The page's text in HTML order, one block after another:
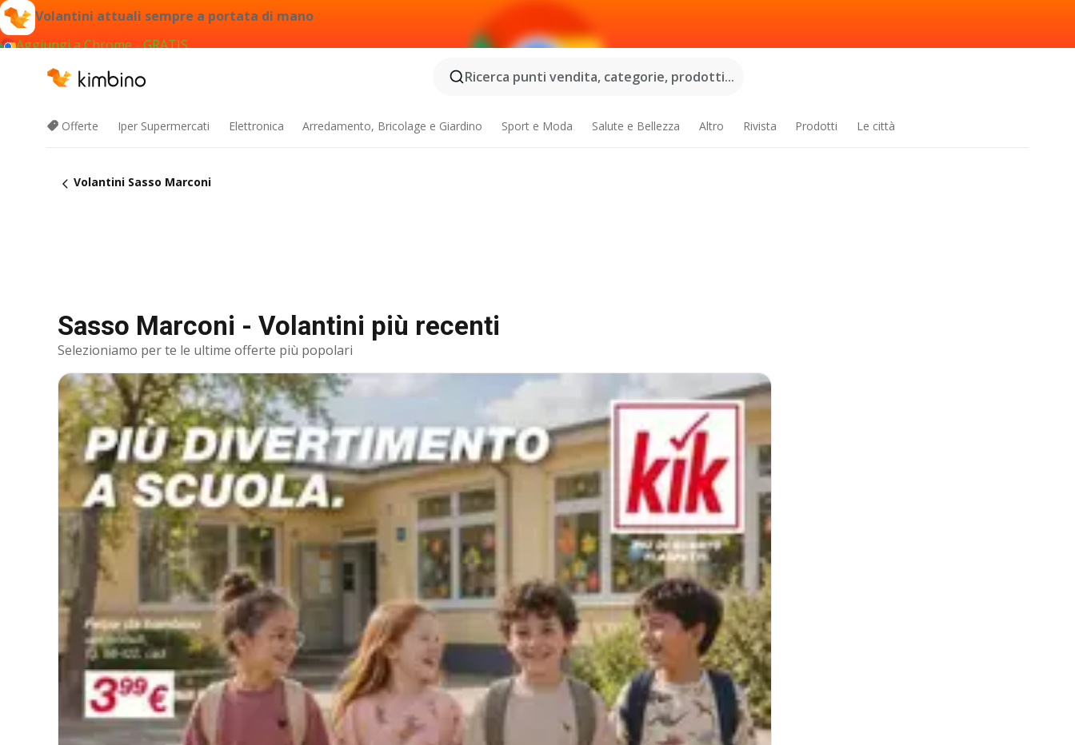
Volantini attuali sempre a portata di mano
Aggiungi a Chrome - GRATIS
Ricerca punti vendita, categorie, prodotti...
Offerte Iper Supermercati Elettronica Arredamento, Bricolage e Giardino Sport e Moda Salute e Bellezza Altro Rivista Prodotti Le città
Volantini Sasso Marconi
Sasso Marconi - Volantini più recenti
Selezioniamo per te le ultime offerte più popolari